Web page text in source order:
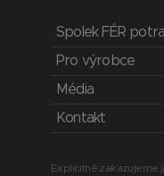
Spolek FÉR
Pro výrobce
Média
Kontakt
Explicitně zakazujeme